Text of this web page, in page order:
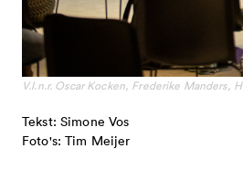
V.l.n.r. Oscar Kocken, Frederike Manders,
Tekst: Simone Vos
Foto's: Tim Meijer